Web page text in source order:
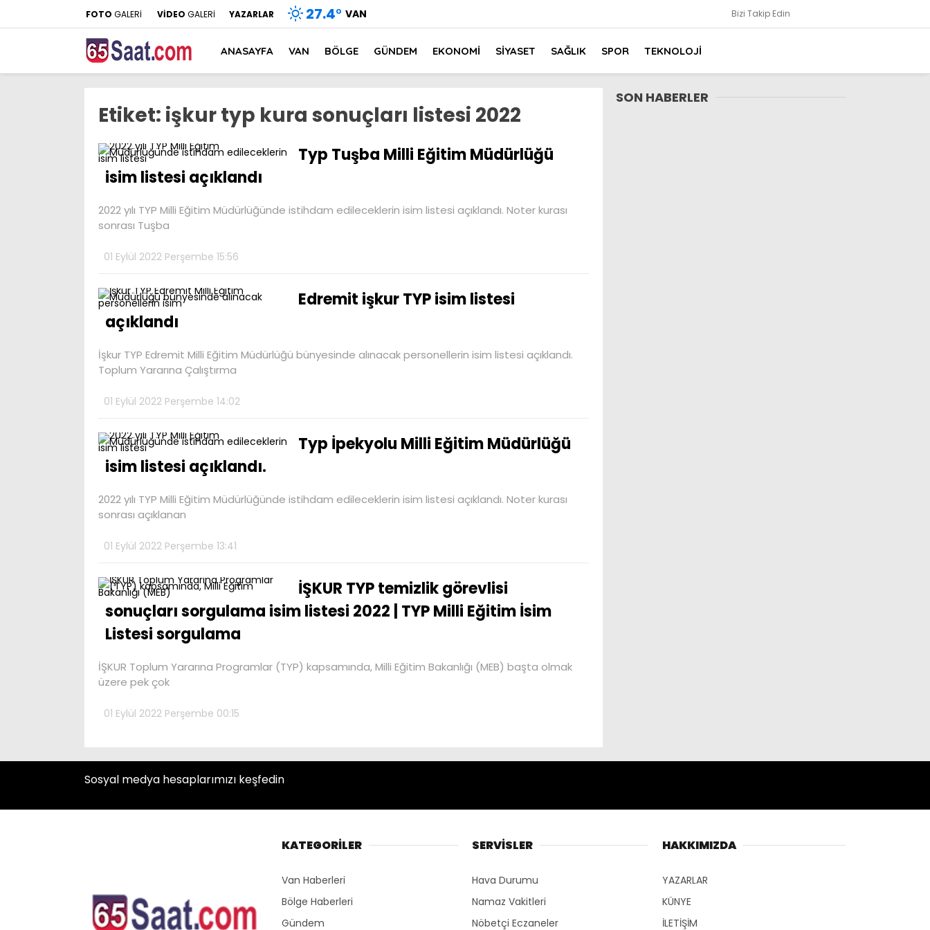
FOTO GALERİ VİDEO GALERİ YAZARLAR 27.4° VAN Bizi Takip Edin
ANASAYFA VAN BÖLGE GÜNDEM EKONOMİ SİYASET SAĞLIK SPOR TEKNOLOJİ
Etiket: işkur typ kura sonuçları listesi 2022
Typ Tuşba Milli Eğitim Müdürlüğü
isim listesi açıklandı
2022 yılı TYP Milli Eğitim Müdürlüğünde istihdam edileceklerin isim listesi açıklandı. Noter kurası
sonrası Tuşba
01 Eylül 2022 Perşembe 15:56
Edremit işkur TYP isim listesi
açıklandı
İşkur TYP Edremit Milli Eğitim Müdürlüğü bünyesinde alınacak personellerin isim listesi açıklandı.
Toplum Yararına Çalıştırma
01 Eylül 2022 Perşembe 14:02
Typ İpekyolu Milli Eğitim Müdürlüğü
isim listesi açıklandı.
2022 yılı TYP Milli Eğitim Müdürlüğünde istihdam edileceklerin isim listesi açıklandı. Noter kurası
sonrası açıklanan
01 Eylül 2022 Perşembe 13:41
İŞKUR TYP temizlik görevlisi
sonuçları sorgulama isim listesi 2022 | TYP Milli Eğitim İsim
Listesi sorgulama
İŞKUR Toplum Yararına Programlar (TYP) kapsamında, Milli Eğitim Bakanlığı (MEB) başta olmak
üzere pek çok
01 Eylül 2022 Perşembe 00:15
SON HABERLER
Sosyal medya hesaplarımızı keşfedin
KATEGORİLER
Van Haberleri
Bölge Haberleri
Gündem
SERVİSLER
Hava Durumu
Namaz Vakitleri
Nöbetçi Eczaneler
HAKKIMIZDA
YAZARLAR
KÜNYE
İLETİŞİM